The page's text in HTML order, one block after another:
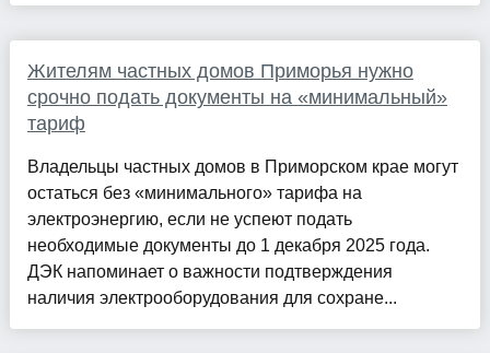
Жителям частных домов Приморья нужно
срочно подать документы на «минимальный»
тариф
Владельцы частных домов в Приморском крае могут
остаться без «минимального» тарифа на
электроэнергию, если не успеют подать
необходимые документы до 1 декабря 2025 года.
ДЭК напоминает о важности подтверждения
наличия электрооборудования для сохране...